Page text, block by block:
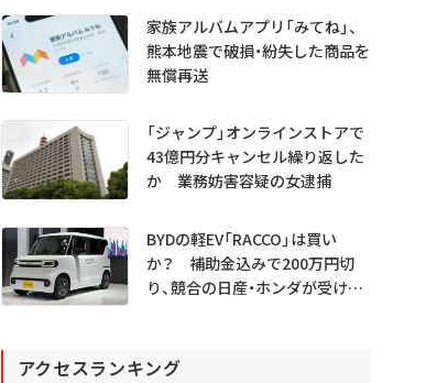
家族アルバムアプリ「みてね」、
熊本地震で破損・紛失した商品を
無償再送
「ジャンプ」オンラインストアで
43億円分キャンセル繰り返した
か 業務妨害容疑の女逮捕
BYDの軽EV「RACCO」は買い
か？ 補助金込みで200万円切
り、競合の日産・ホンダが受ける
アクセスランキング